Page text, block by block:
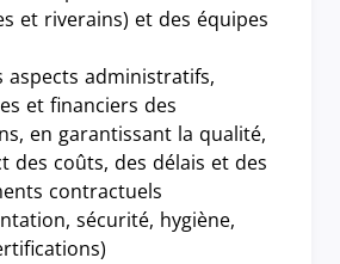
et riverains) et des équipes
aspects administratifs,
et financiers des
en garantissant la qualité,
des coûts, des délais et des
contractuels
sécurité, hygiène,